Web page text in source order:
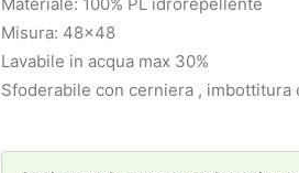
Misura: 48×48
Lavabile in acqua max 30%
Sfoderabile con cerniera , imbottitura